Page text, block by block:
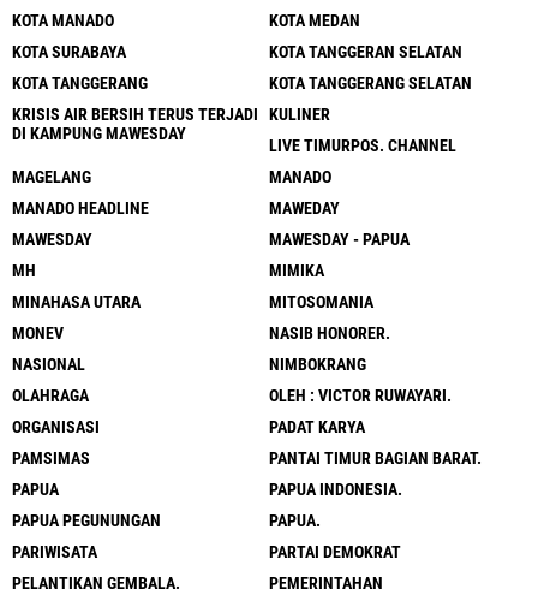
KOTA MANADO
KOTA MEDAN
KOTA SURABAYA
KOTA TANGGERAN SELATAN
KOTA TANGGERANG
KOTA TANGGERANG SELATAN
KRISIS AIR BERSIH TERUS TERJADI
DI KAMPUNG MAWESDAY
KULINER
LIVE TIMURPOS. CHANNEL
MAGELANG
MANADO
MANADO HEADLINE
MAWEDAY
MAWESDAY
MAWESDAY - PAPUA
MH
MIMIKA
MINAHASA UTARA
MITOSOMANIA
MONEV
NASIB HONORER.
NASIONAL
NIMBOKRANG
OLAHRAGA
OLEH : VICTOR RUWAYARI.
ORGANISASI
PADAT KARYA
PAMSIMAS
PANTAI TIMUR BAGIAN BARAT.
PAPUA
PAPUA INDONESIA.
PAPUA PEGUNUNGAN
PAPUA.
PARIWISATA
PARTAI DEMOKRAT
PELANTIKAN GEMBALA.
PEMERINTAHAN